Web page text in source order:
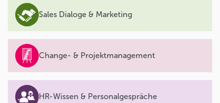
Sales Dialoge & Marketing
Change- & Projektmanagement
HR-Wissen & Personalgespräche